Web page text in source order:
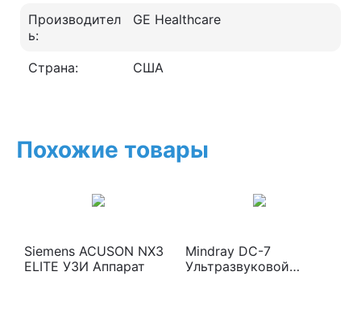
Производител
ь:
GE Healthcare
Страна: США
Похожие товары
Siemens ACUSON NX3
ELITE УЗИ Аппарат
Mindray DC-7
Ультразвуковой